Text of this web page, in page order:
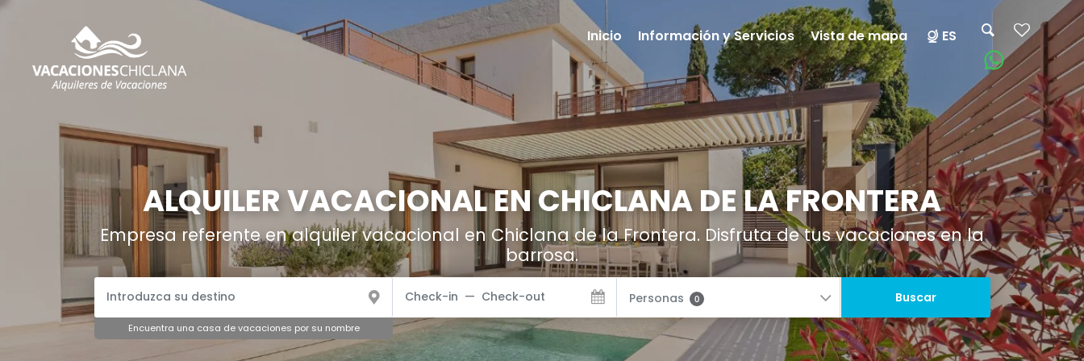
ALQUILER VACACIONAL EN CHICLANA DE LA FRONTERA
Empresa referente en alquiler vacacional en Chiclana de la Frontera. Disfruta de tus vacaciones en la
barrosa.
Encuentra una casa de vacaciones por su nombre
Personas 0
Inicio Información y Servicios Vista de mapa ES